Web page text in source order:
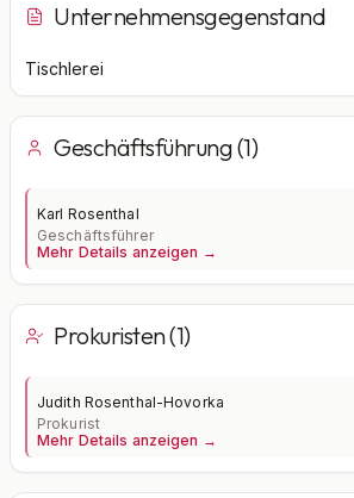
Unternehmensgegenstand
Tischlerei
Geschäftsführung (1)
Karl Rosenthal
Geschäftsführer
Mehr Details anzeigen →
Prokuristen (1)
Judith Rosenthal-Hovorka
Prokurist
Mehr Details anzeigen →